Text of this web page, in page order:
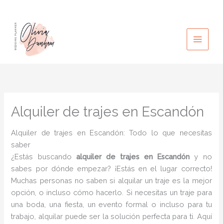
contenido
Alquiler de trajes en Escandón
Alquiler de trajes en Escandón: Todo lo que necesitas
saber
¿Estás buscando alquiler de trajes en Escandón y no
sabes por dónde empezar? ¡Estás en el lugar correcto!
Muchas personas no saben si alquilar un traje es la mejor
opción, o incluso cómo hacerlo. Si necesitas un traje para
una boda, una fiesta, un evento formal o incluso para tu
trabajo, alquilar puede ser la solución perfecta para ti. Aquí